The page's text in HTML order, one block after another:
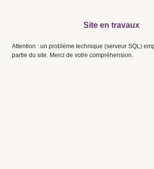
Site en travaux
Attention : un problème technique (serveur SQL)
partie du site. Merci de votre compréhension.